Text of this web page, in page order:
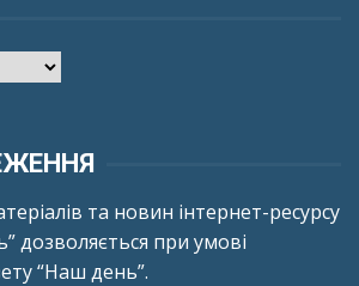
та новин інтернет-ресурсу
дозволяється при умові
“Наш день”.